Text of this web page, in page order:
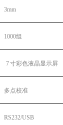
3mm
1000组
7寸彩色液晶显示屏
多点校准
RS232/USB